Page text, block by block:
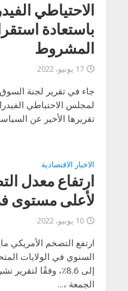
الاحتياطي
باستعادة
المشروط
17 يونيو، 2022
جاء في تقرير لجنة السوق
تقريرها الأخير عن
الاخبار الاقتصادية
ارتفاع معدل
لأعلى مستوى في 41
10 يونيو، 2022
السنوي في الولايات
إلى 8.6٪، وفقًا
الجمعة ،...